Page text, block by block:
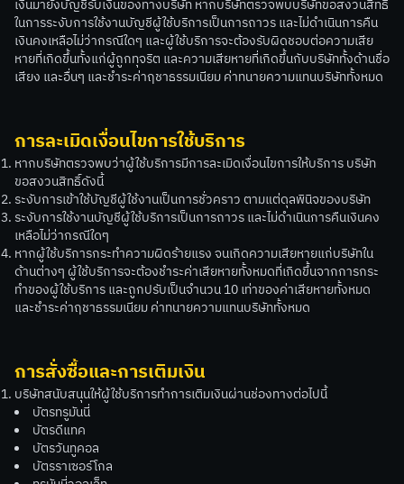
เงินมายังบัญชีรับเงินของทางบริษัท หากบริษัทตรวจพบบริษัทขอสงวนสิทธิ์
ในการระงับการใช้งานบัญชีผู้ใช้บริการเป็นการถาวร และไม่ดำเนินการคืน
เงินคงเหลือไม่ว่ากรณีใดๆ และผู้ใช้บริการจะต้องรับผิดชอบต่อความเสีย
หายที่เกิดขึ้นทั้งแก่ผู้ถูกทุจริต และความเสียหายที่เกิดขึ้นกับบริษัททั้งด้านชื่อ
เสียง และอื่นๆ และชำระค่าฤชาธรรมเนียม ค่าทนายความแทนบริษัททั้งหมด
การละเมิดเงื่อนไขการใช้บริการ
หากบริษัทตรวจพบว่าผู้ใช้บริการมีการละเมิดเงื่อนไขการให้บริการ บริษัท
ขอสงวนสิทธิ์ดังนี้
ระงับการเข้าใช้บัญชีผู้ใช้งานเป็นการชั่วคราว ตามแต่ดุลพินิจของบริษัท
ระงับการใช้งานบัญชีผู้ใช้บริการเป็นการถาวร และไม่ดำเนินการคืนเงินคง
เหลือไม่ว่ากรณีใดๆ
หากผู้ใช้บริการกระทำความผิดร้ายแรง จนเกิดความเสียหายแก่บริษัทใน
ด้านต่างๆ ผู้ใช้บริการจะต้องชำระค่าเสียหายทั้งหมดที่เกิดขึ้นจากการกระ
ทำของผู้ใช้บริการ และถูกปรับเป็นจำนวน 10 เท่าของค่าเสียหายทั้งหมด
และชำระค่าฤชาธรรมเนียม ค่าทนายความแทนบริษัททั้งหมด
การสั่งซื้อและการเติมเงิน
บริษัทสนับสนุนให้ผู้ใช้บริการทำการเติมเงินผ่านช่องทางต่อไปนี้
บัตรทรูมันนี่
บัตรดีแทค
บัตรวันทูคอล
บัตรราเซอร์โกล